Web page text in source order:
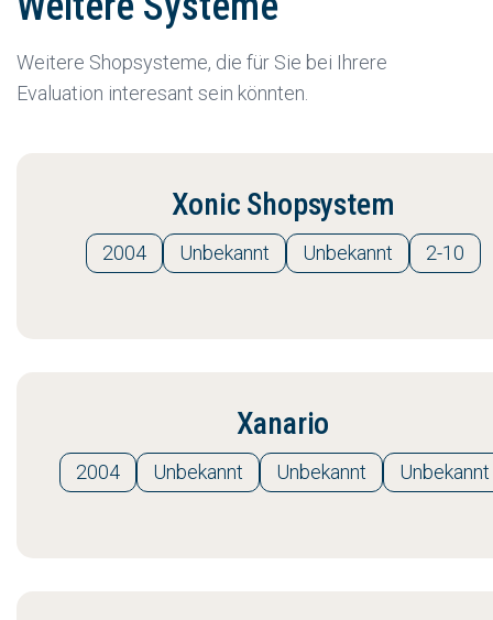
Weitere Shopsysteme, die für Sie bei Ihrere
Evaluation interesant sein könnten.
Xonic Shopsystem
2004 Unbekannt Unbekannt 2-10
Xanario
2004 Unbekannt Unbekannt Unbekannt